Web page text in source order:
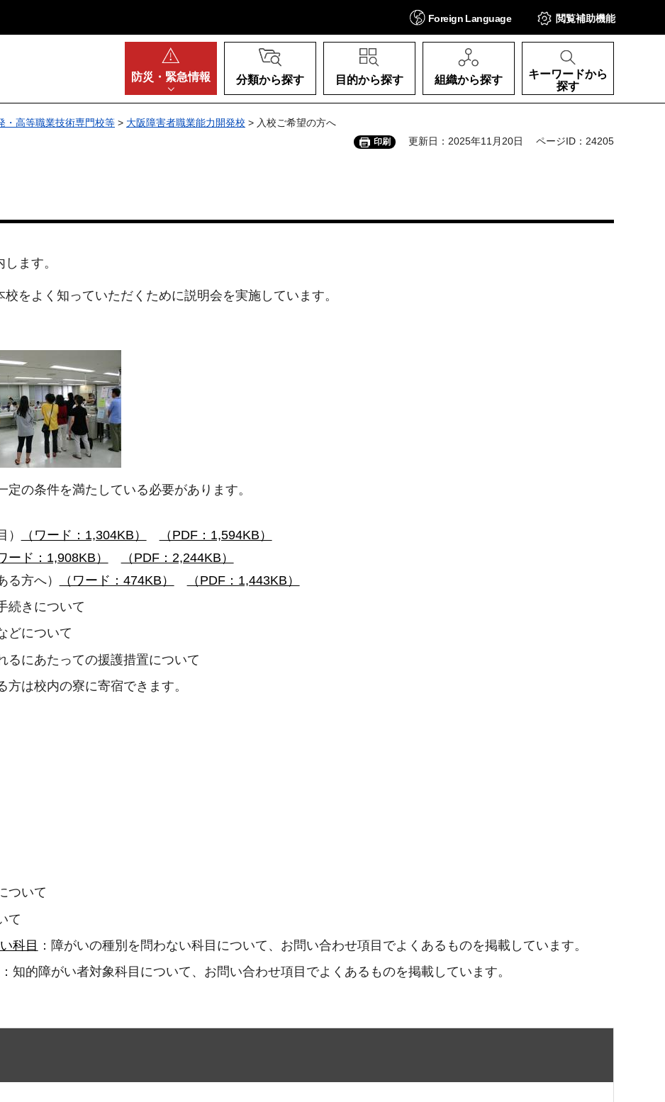
Foreign Language 閲覧補助機能
防災・ 緊急情報 分類から探す 目的から探す 組織から探す
キーワードから
探す
・高等職業技術専門校等 > 大阪障害者職業能力開発校 > 入校ご希望の方へ
印刷 更新日：2025年11月20日 ページID：24205
ます。
校をよく知っていただくために説明会を実施しています。
の条件を満たしている必要があります。
（ワード：1,304KB）
（PDF：1,594KB）
ード：1,908KB）
（PDF：2,244KB）
方へ）
（ワード：474KB）
（PDF：1,443KB）
続きについて
どについて
るにあたっての援護措置について
方は校内の寮に寄宿できます。
ついて
て
科目
：障がいの種別を問わない科目について、お問い合わせ項目でよくあるものを掲載しています。
：知的障がい者対象科目について、お問い合わせ項目でよくあるものを掲載しています。